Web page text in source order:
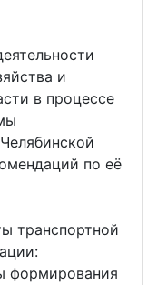
и
в процессе
по её
транспортной
формирования